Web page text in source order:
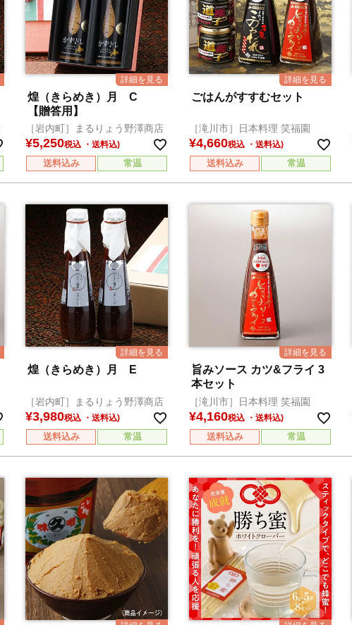
煌（きらめき）月 C
【贈答用】
［岩内町］まるりょう野澤商店
¥5,250税込
送料込み 常温
ごはんがすすむセット
［滝川市］日本料理 笑福園
¥4,660税込
送料込み 常温
煌（きらめき）月 E
［岩内町］まるりょう野澤商店
¥3,980税込
送料込み 常温
旨みソース カツ&フライ 3
本セット
［滝川市］日本料理 笑福園
¥4,160税込
送料込み 常温